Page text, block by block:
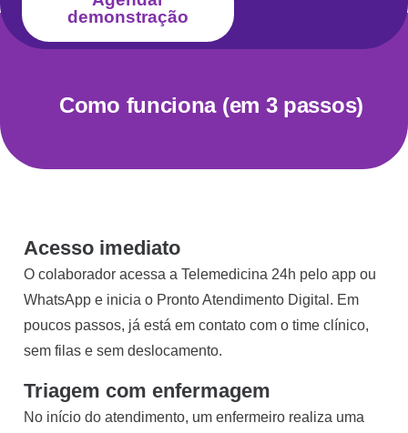
demonstração
Como funciona (em 3 passos)
Acesso imediato
O colaborador acessa a Telemedicina 24h pelo app ou
WhatsApp e inicia o Pronto Atendimento Digital. Em
poucos passos, já está em contato com o time clínico,
sem filas e sem deslocamento.
Triagem com enfermagem
No início do atendimento, um enfermeiro realiza uma